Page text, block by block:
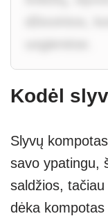
Kodėl
Slyvų
savo ypatingu,
saldžios,
dėka